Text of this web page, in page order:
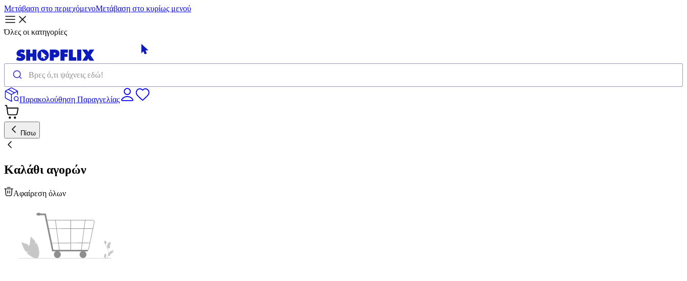
Μετάβαση στο περιεχόμενοΜετάβαση στο κυρίως μενού
Όλες οι κατηγορίες
Παρακολούθηση Παραγγελίας
Πίσω
Καλάθι αγορών
Αφαίρεση όλων